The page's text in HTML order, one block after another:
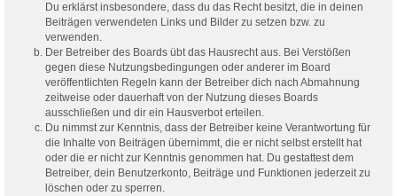
Du erklärst insbesondere, dass du das Recht besitzt, die in deinen
Beiträgen verwendeten Links und Bilder zu setzen bzw. zu
verwenden.
Der Betreiber des Boards übt das Hausrecht aus. Bei Verstößen
gegen diese Nutzungsbedingungen oder anderer im Board
veröffentlichten Regeln kann der Betreiber dich nach Abmahnung
zeitweise oder dauerhaft von der Nutzung dieses Boards
ausschließen und dir ein Hausverbot erteilen.
Du nimmst zur Kenntnis, dass der Betreiber keine Verantwortung für
die Inhalte von Beiträgen übernimmt, die er nicht selbst erstellt hat
oder die er nicht zur Kenntnis genommen hat. Du gestattest dem
Betreiber, dein Benutzerkonto, Beiträge und Funktionen jederzeit zu
löschen oder zu sperren.